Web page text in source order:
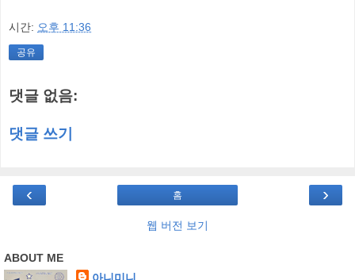
시간: 오후 11:36
공유
댓글 없음:
댓글 쓰기
‹ ›
홈
웹 버전 보기
ABOUT ME